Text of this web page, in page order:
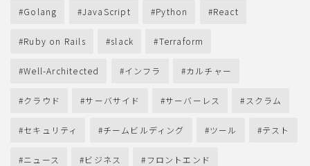
Golang JavaScript Python React
Ruby on Rails slack Terraform
Well-Architected インフラ カルチャー
クラウド サーバサイド サーバーレス スクラム
セキュリティ チームビルディング ツール テスト
ニュース ビジネス フロントエンド